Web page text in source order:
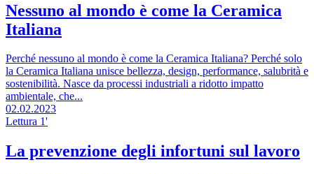
Nessuno al mondo è come la Ceramica
Italiana
Perché nessuno al mondo è come la Ceramica Italiana? Perché solo
la Ceramica Italiana unisce bellezza, design, performance, salubrità e
sostenibilità. Nasce da processi industriali a ridotto impatto
ambientale, che...
02.02.2023
Lettura 1'
La prevenzione degli infortuni sul lavoro